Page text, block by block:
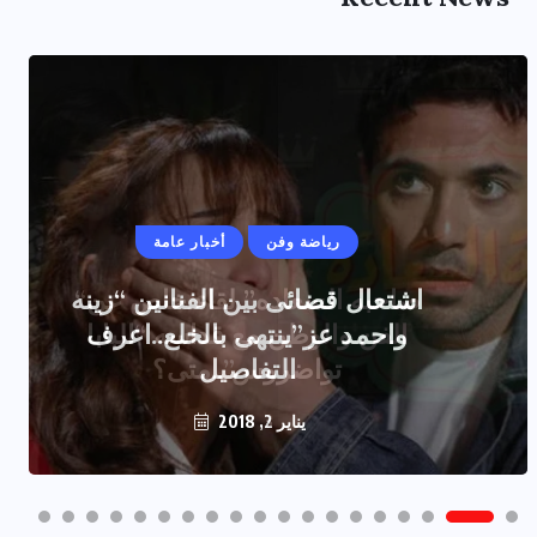
أخبار عامة رياضة وفن
اشتعال قضائى بين الفنانين “زينه
واحمد عز”ينتهى بالخلع..اعرف
التفاصيل
يناير 2, 2018